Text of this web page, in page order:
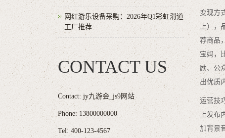
变现方
上）
荐商品
宝妈，
励、公
出优质
运营技
上发
加背景
网红游乐设备采购：2026年Q1彩虹滑道
工厂推荐
CONTACT US
Contact: jy九游会_js9网站
Phone: 13800000000
Tel: 400-123-4567